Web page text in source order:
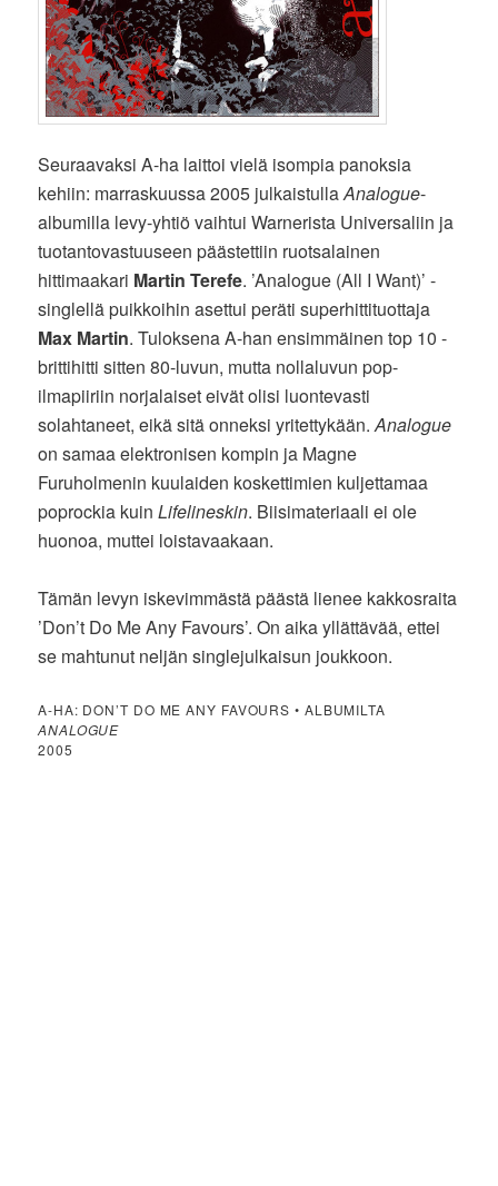
Seuraavaksi A-ha laittoi vielä isompia panoksia
kehiin: marraskuussa 2005 julkaistullaAnalogue-
albumilla levy-yhtiö vaihtui Warnerista Universaliin ja
tuotantovastuuseen päästettiin ruotsalainen
hittimaakari Martin Terefe. ’Analogue (All I Want)’ -
singlellä puikkoihin asettui peräti superhittituottaja
Max Martin. Tuloksena A-han ensimmäinen top 10 -
brittihitti sitten 80-luvun, mutta nollaluvun pop-
ilmapiiriin norjalaiset eivät olisi luontevasti
solahtaneet, eikä sitä onneksi yritettykään.Analogue
on samaa elektronisen kompin ja Magne
Furuholmenin kuulaiden koskettimien kuljettamaa
poprockia kuinLifelineskin. Biisimateriaali ei ole
huonoa, muttei loistavaakaan.
Tämän levyn iskevimmästä päästä lienee kakkosraita
’Don’t Do Me Any Favours’. On aika yllättävää, ettei
se mahtunut neljän singlejulkaisun joukkoon.
A-HA: DON’T DO ME ANY FAVOURS • ALBUMILTA
ANALOGUE
2005